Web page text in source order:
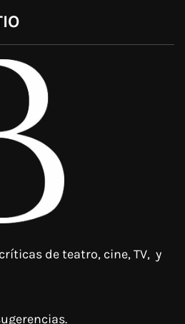
de teatro, cine, TV, y